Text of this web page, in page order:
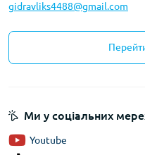
gidravliks4488@gmail.com
Ми у соціальних
Youtube